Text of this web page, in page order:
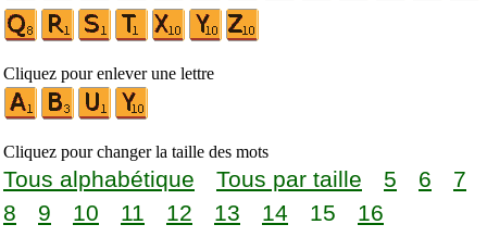
Cliquez pour enlever une lettre
Cliquez pour changer la taille des mots
Tous alphabétique Tous par taille 5 6
7
8
9 10 11 12 13 14 15 16